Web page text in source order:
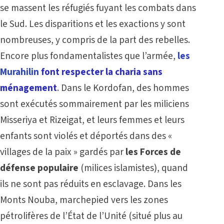
se massent les réfugiés fuyant les combats dans
le Sud. Les disparitions et les exactions y sont
nombreuses, y compris de la part des rebelles.
Encore plus fondamentalistes que l’armée, les
Murahilinfont respecter la charia sans
ménagement. Dans le Kordofan, des hommes
sont exécutés sommairement par les miliciens
Misseriya et Rizeigat, et leurs femmes et leurs
enfants sont violés et déportés dans des «
villages de la paix » gardés parles Forces de
défense populaire (milices islamistes), quand
ils ne sont pas réduits en esclavage. Dans les
Monts Nouba, marchepied vers les zones
pétrolifères de l’État de l’Unité (situé plus au